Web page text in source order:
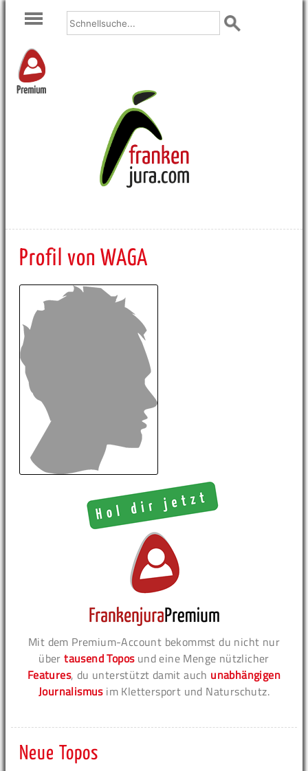
Premium
Profil von WAGA
Mit dem Premium-Account bekommst du nicht nur
übertausend Toposund eine Menge nützlicher
Features, du unterstützt damit auch unabhängigen
Journalismusim Klettersport und Naturschutz.
Neue Topos